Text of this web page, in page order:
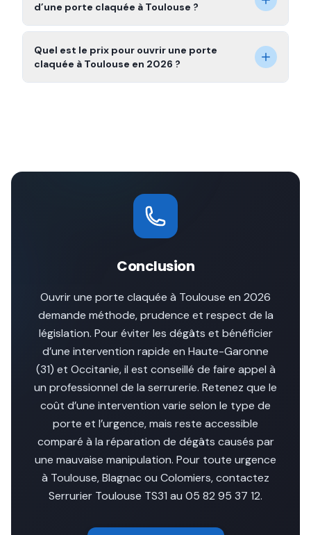
d’une porte claquée à Toulouse ?
Quel est le prix pour ouvrir une porte
claquée à Toulouse en 2026 ?
Conclusion
Ouvrir une porte claquée à Toulouse en 2026
demande méthode, prudence et respect de la
législation. Pour éviter les dégâts et bénéficier
d’une intervention rapide en Haute-Garonne
(31) et Occitanie, il est conseillé de faire appel à
un professionnel de la serrurerie. Retenez que le
coût d’une intervention varie selon le type de
porte et l’urgence, mais reste accessible
comparé à la réparation de dégâts causés par
une mauvaise manipulation. Pour toute urgence
à Toulouse, Blagnac ou Colomiers, contactez
Serrurier Toulouse TS31 au 05 82 95 37 12.